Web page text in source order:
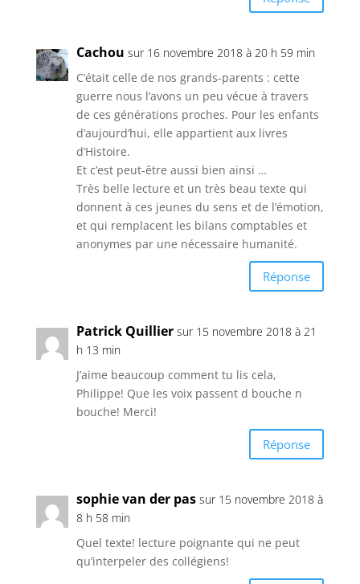
Cachou sur 16 novembre 2018 à 20 h 59 min
C’était celle de nos grands-parents : cette
guerre nous l’avons un peu vécue à travers
de ces générations proches. Pour les enfants
d’aujourd’hui, elle appartient aux livres
d’Histoire.
Et c’est peut-être aussi bien ainsi …
Très belle lecture et un très beau texte qui
donnent à ces jeunes du sens et de l’émotion,
et qui remplacent les bilans comptables et
anonymes par une nécessaire humanité.
Réponse
Patrick Quillier sur 15 novembre 2018 à 21
h 13 min
J’aime beaucoup comment tu lis cela,
Philippe! Que les voix passent d bouche n
bouche! Merci!
Réponse
sophie van der pas sur 15 novembre 2018 à
8 h 58 min
Quel texte! lecture poignante qui ne peut
qu’interpeler des collégiens!